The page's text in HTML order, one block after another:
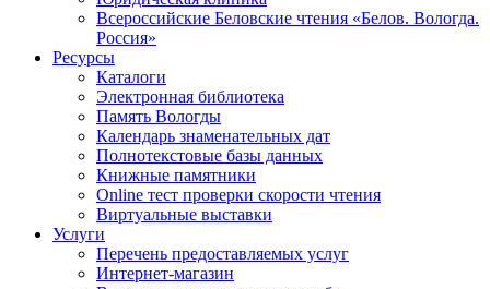
Всероссийские Беловские чтения «Белов. Вологда.
Россия»
Ресурсы
Каталоги
Электронная библиотека
Память Вологды
Календарь знаменательных дат
Полнотекстовые базы данных
Книжные памятники
Online тест проверки скорости чтения
Виртуальные выставки
Услуги
Перечень предоставляемых услуг
Интернет-магазин